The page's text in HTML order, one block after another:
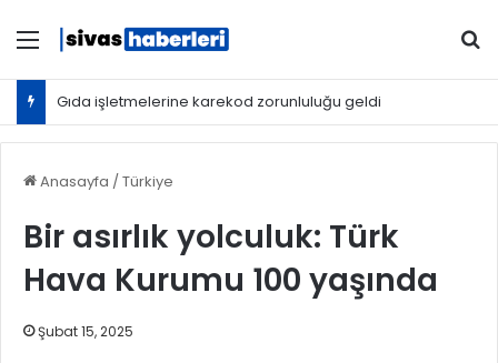
Menü
Gıda işletmelerine karekod zorunluluğu geldi
Anasayfa / Türkiye
Bir asırlık yolculuk: Türk
Hava Kurumu 100 yaşında
Şubat 15, 2025